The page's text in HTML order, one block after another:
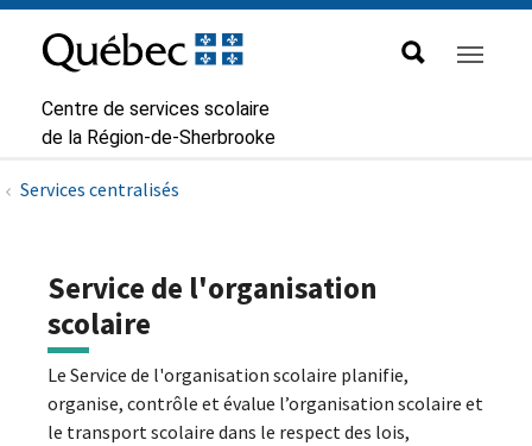
Aller à la navigation principale
Aller au contenu principal
Passer au pied de page
au
contenu
Centre de services scolaire
de la Région-de-Sherbrooke
Services centralisés
Service de l'organisation
scolaire
Le Service de l'organisation scolaire planifie,
organise, contrôle et évalue l’organisation scolaire et
le transport scolaire dans le respect des lois,